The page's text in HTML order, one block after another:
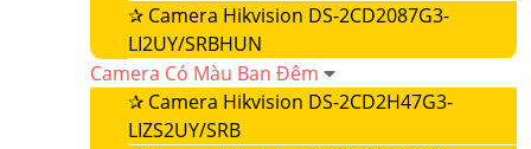
✰ Camera Hikvision DS-2CD2087G3-
LI2UY/SRBHUN
Camera Có Màu Ban Đêm
✰ Camera Hikvision DS-2CD2H47G3-
LIZS2UY/SRB